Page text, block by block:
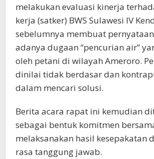
melakukan evaluasi kinerja
kerja (satker) BWS Sulawesi IV
sebelumnya membuat
adanya dugaan “pencurian air”
oleh petani di wilayah Ameroro.
dinilai tidak berdasar dan
dalam mencari solusi.
Berita acara rapat ini kemudian
sebagai bentuk komitmen
melaksanakan hasil kesepakatan
rasa tanggung jawab.